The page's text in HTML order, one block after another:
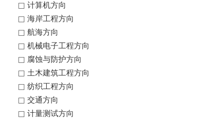
计算机方向
海岸工程方向
航海方向
机械电子工程方向
腐蚀与防护方向
土木建筑工程方向
纺织工程方向
交通方向
计量测试方向